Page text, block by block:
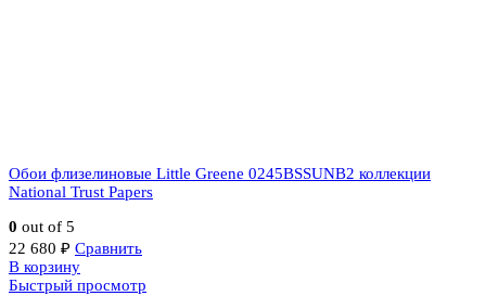
Обои флизелиновые Little Greene 0245BSSUNB2 коллекции
National Trust Papers
0 out of 5
22 680 ₽ Сравнить
В корзину
Быстрый просмотр